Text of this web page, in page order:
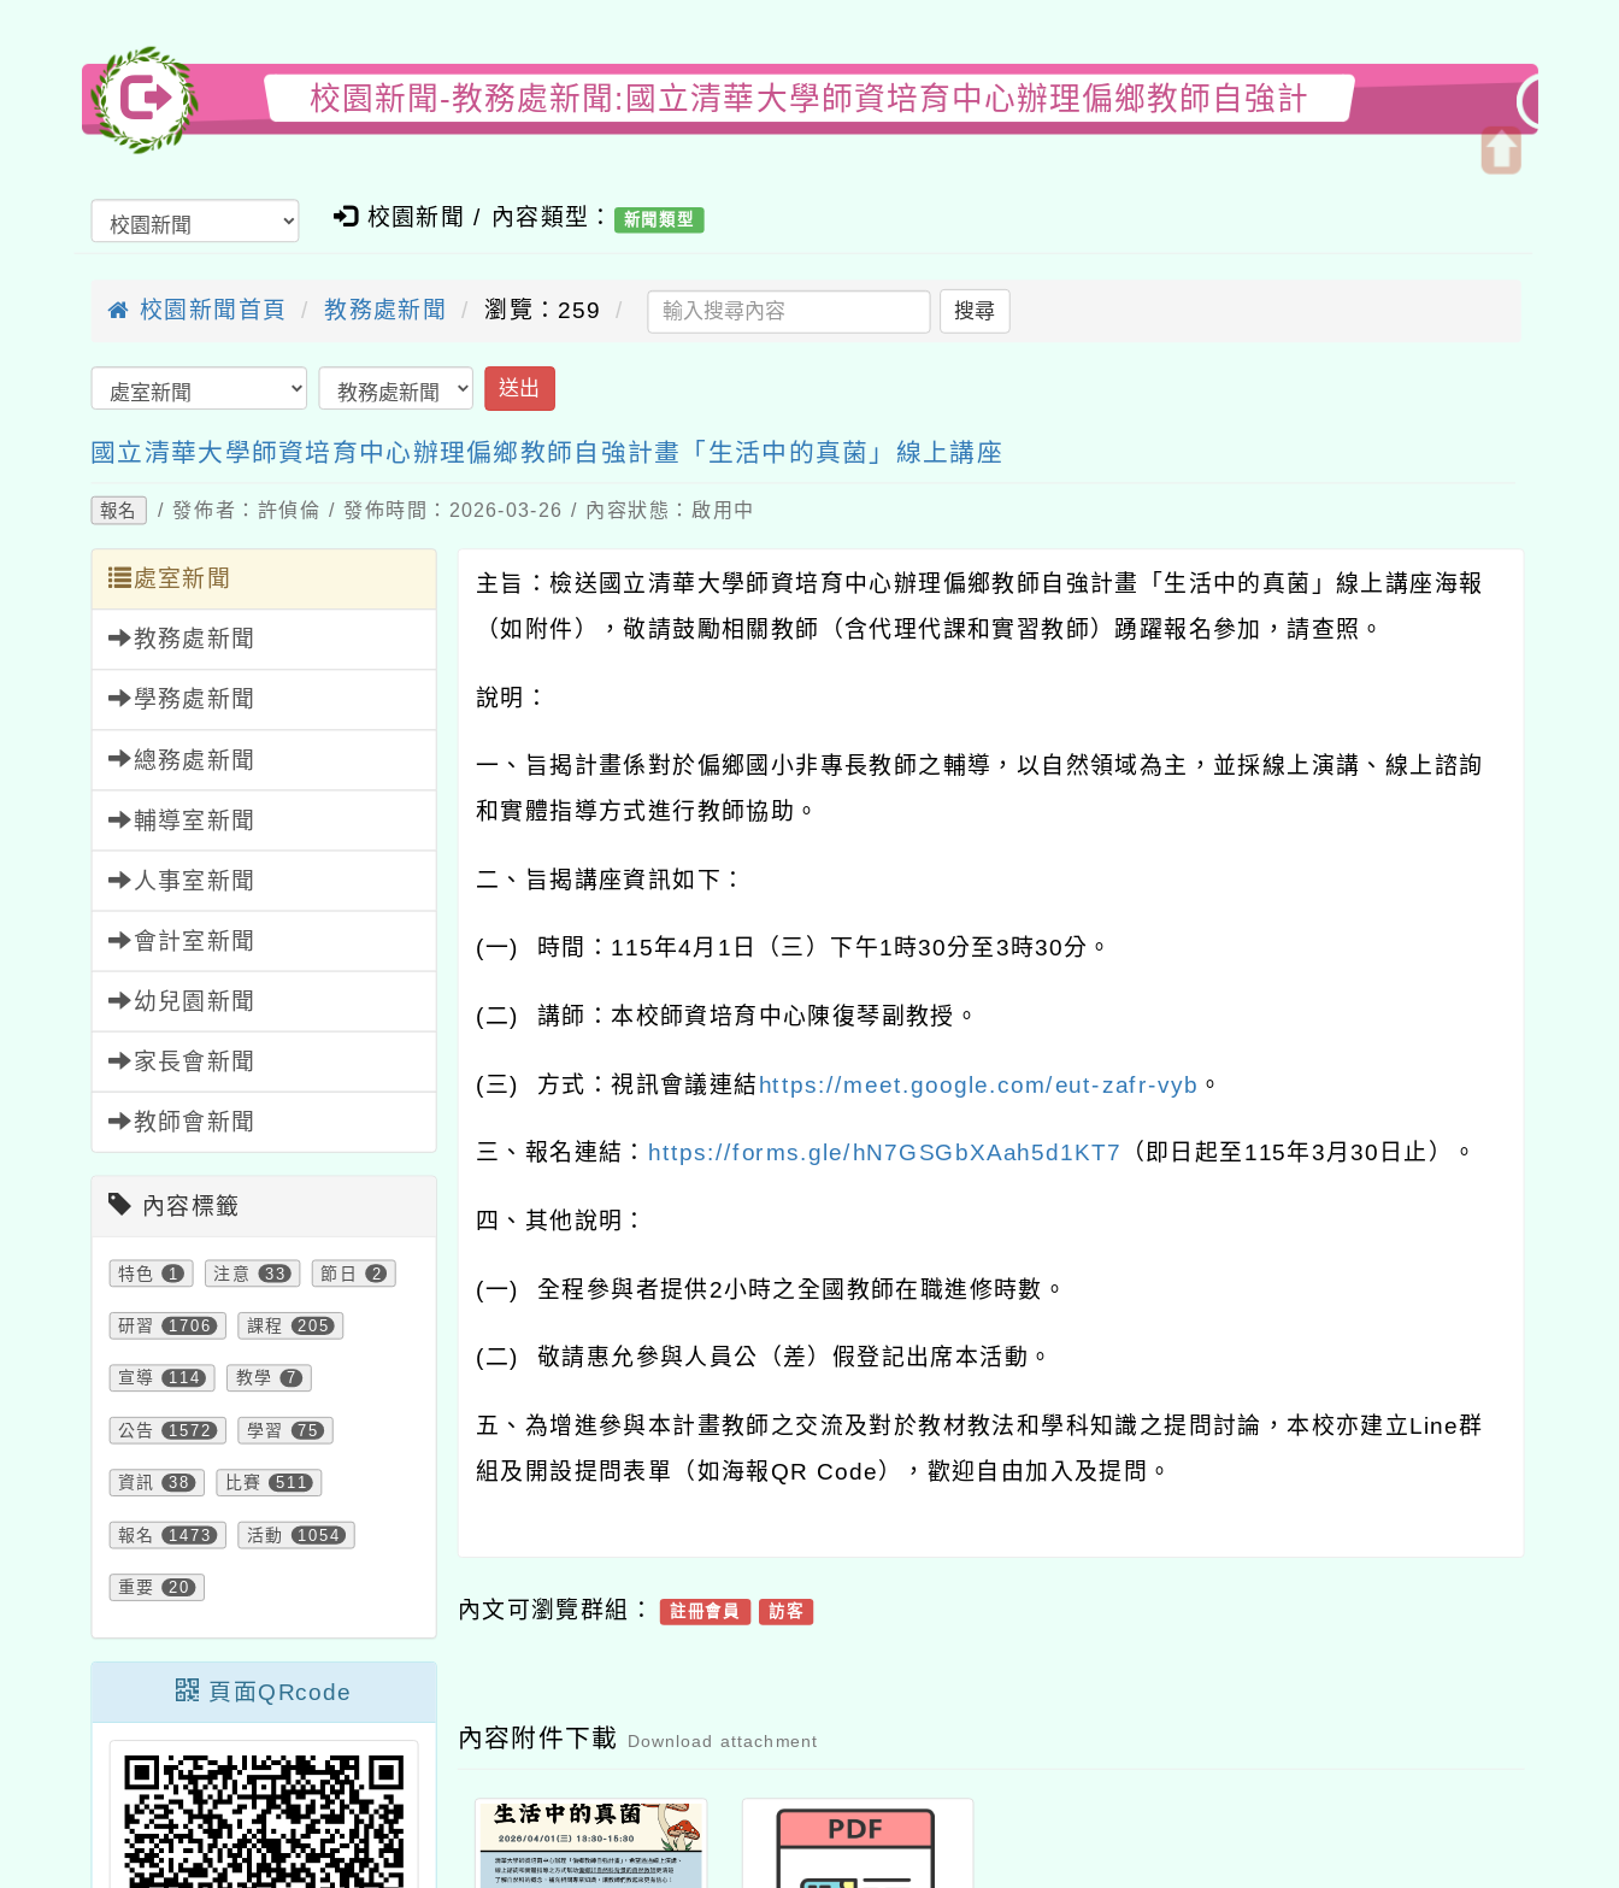
校園新聞-教務處新聞:國立清華大學師資培育中心辦理偏鄉教師自強計
校園新聞 / 內容類型： 新聞類型
校園新聞首頁 教務處新聞 瀏覽：259 搜尋
送出
國立清華大學師資培育中心辦理偏鄉教師自強計畫「生活中的真菌」線上講座
報名 / 發佈者：許偵倫 / 發佈時間：2026-03-26 / 內容狀態：啟用中
處室新聞
教務處新聞
學務處新聞
總務處新聞
輔導室新聞
人事室新聞
會計室新聞
幼兒園新聞
家長會新聞
教師會新聞
內容標籤
特色 1 注意 33 節日 2
研習 1706 課程 205
宣導 114 教學 7
公告 1572 學習 75
資訊 38 比賽 511
報名 1473 活動 1054
重要 20
頁面QRcode
主旨：檢送國立清華大學師資培育中心辦理偏鄉教師自強計畫「生活中的真菌」線上講座海報
（如附件），敬請鼓勵相關教師（含代理代課和實習教師）踴躍報名參加，請查照。
說明：
一、旨揭計畫係對於偏鄉國小非專長教師之輔導，以自然領域為主，並採線上演講、線上諮詢
和實體指導方式進行教師協助。
二、旨揭講座資訊如下：
(一) 時間： 115年4月 1 日（三）下午1時30分至3時30分。
(二) 講師：本校師資培育中心陳復琴副教授。
(三) 方式：視訊會議連結https://meet.google.com/eut-zafr-vyb 。
三、報名連結： https://forms.gle/hN7GSGbXAah5d1KT7 （即日起至 115年3月30 日止）。
四、其他說明：
(一) 全程參與者提供2小時之全國教師在職進修時數。
(二) 敬請惠允參與人員公（差）假登記出席本活動。
五、為增進參與本計畫教師之交流及對於教材教法和學科知識之提問討論，本校亦建立Line群
組及開設提問表單（如海報QR Code），歡迎自由加入及提問。
內文可瀏覽群組： 註冊會員 訪客
內容附件下載 Download attachment